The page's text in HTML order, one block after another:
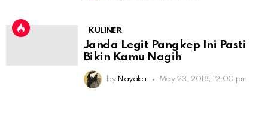
KULINER
Janda Legit Pangkep Ini Pasti
Bikin Kamu Nagih
by Nayaka May 23, 2018, 12:00 pm